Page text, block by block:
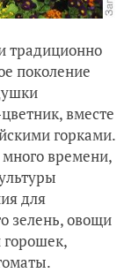
традиционно
поколение
вместе
горками.
времени,
для
зелень, овощи